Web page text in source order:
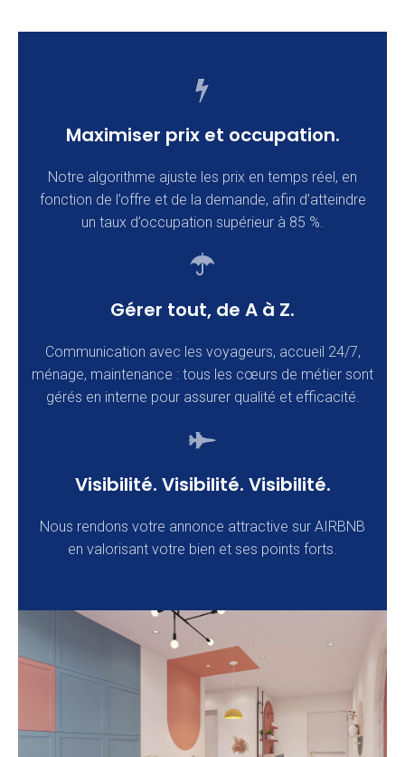
Maximiser prix et occupation.
Notre algorithme ajuste les prix en temps réel, en
fonction de l’offre et de la demande, afin d’atteindre
un taux d’occupation supérieur à 85 %.
Gérer tout, de A à Z.
Communication avec les voyageurs, accueil 24/7,
ménage, maintenance : tous les cœurs de métier sont
gérés en interne pour assurer qualité et efficacité.
Visibilité. Visibilité. Visibilité.
Nous rendons votre annonce attractive sur AIRBNB
en valorisant votre bien et ses points forts.